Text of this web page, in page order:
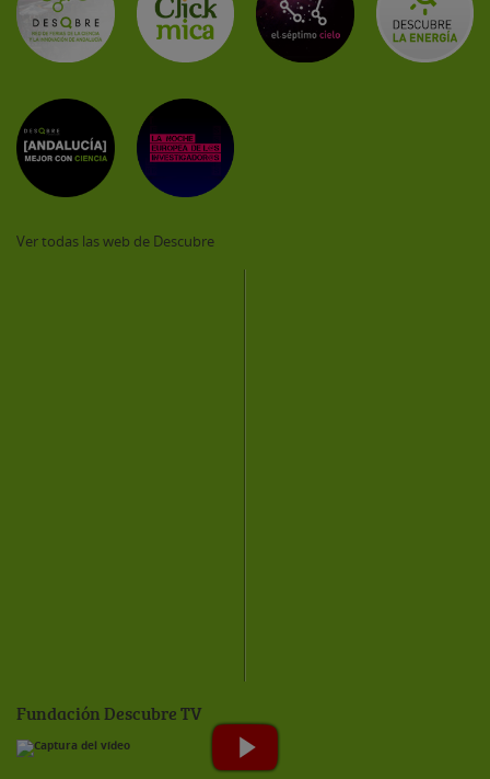
Ver todas las web de Descubre
Fundación Descubre TV